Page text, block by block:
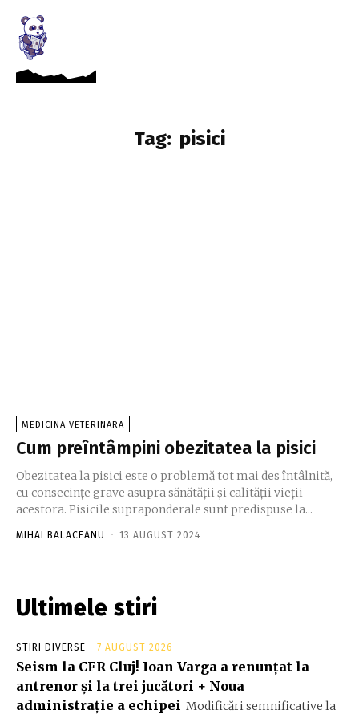
Tag: pisici
MEDICINA VETERINARA
Cum preîntâmpini obezitatea la pisici
Obezitatea la pisici este o problemă tot mai des întâlnită,
cu consecințe grave asupra sănătății și calității vieții
acestora. Pisicile supraponderale sunt predispuse la...
MIHAI BALACEANU - 13 AUGUST 2024
Ultimele stiri
STIRI DIVERSE 7 AUGUST 2026
Seism la CFR Cluj! Ioan Varga a renunțat la
antrenor și la trei jucători + Noua
administrație a echipei Modificări semnificative la